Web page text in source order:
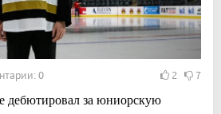
0 2 7
дебютировал за юниорскую